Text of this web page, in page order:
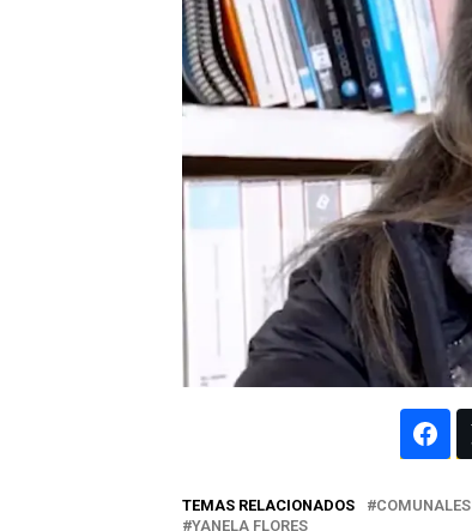
TEMAS RELACIONADOS COMUNALES
YANELA FLORES